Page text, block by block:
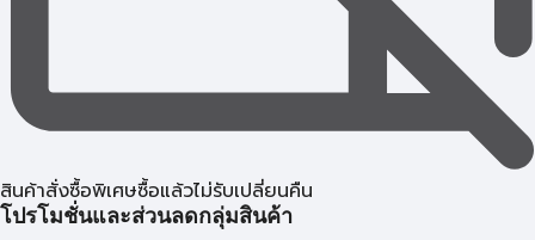
สินค้าสั่งซื้อพิเศษซื้อแล้วไม่รับเปลี่ยนคืน
โปรโมชั่นและส่วนลดกลุ่มสินค้า